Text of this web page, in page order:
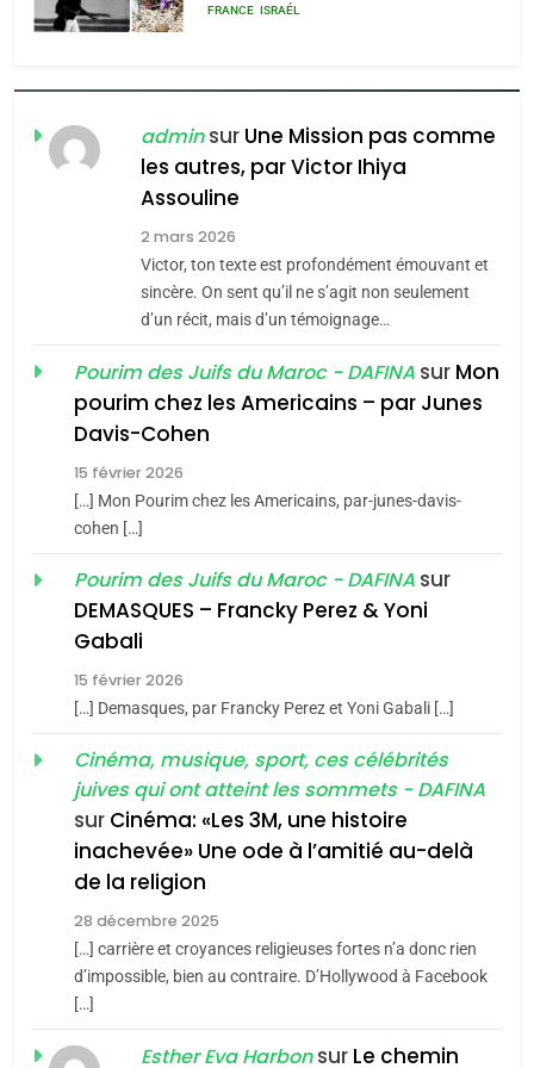
rapport d’ADL contre
FRANCE ISRAÉL
FIÈRE, DIGNE ET RÉSILIENTE :
POURQUOI JE REVENDIQUE
MA JUDAÏTE par Thérèse
Zrihen-Dvir
ISRAÉL JUDAISME
CE QUI NOUS MANQUE –
Jacques Hadida
JUDAISME
Maroc : Les amandes de
Tafraout, le miel de Tadla
du terroir
Oeil ravageur – Vanessa
De Loya Stauber
«Tu dis génocide, je dis
guerre»: La nouvelle
chanson de Boy George
ISRAÉL JUDAISME
Accords d’Isaac:
adminsur Une Mission pas comme
les autres, par Victor Ihiya
Assouline
2 mars 2026
Victor, ton texte est profondément émouvant et
sincère. On sent qu’il ne s’agit non seulement
d’un récit, mais d’un témoignage…
Pourim des Juifs du Maroc - DAFINA sur Mon
pourim chez les Americains – par Junes
Davis-Cohen
15 février 2026
[…] Mon Pourim chez les Americains, par-junes-davis-
cohen […]
Pourim des Juifs du Maroc - DAFINA sur
DEMASQUES – Francky Perez & Yoni
Gabali
15 février 2026
[…] Demasques, par Francky Perez et Yoni Gabali […]
Cinéma, musique, sport, ces célébrités
juives qui ont atteint les sommets - DAFINA
sur Cinéma: «Les 3M, une histoire
inachevée» Une ode à l’amitié au-delà
de la religion
28 décembre 2025
[…] carrière et croyances religieuses fortes n’a donc rien
d’impossible, bien au contraire. D’Hollywood à Facebook
[…]
Esther Eva Harbonsur Le chemin
meurtrière selon le rapport
l’antisémitisme
FIÈRE, DIGNE ET RÉSILIENTE :
POURQUOI JE REVENDIQUE
MA JUDAÏTE par Thérèse
Zrihen-Dvir
ISRAÉL
CE QUI NOUS MANQUE –
JUDAISME